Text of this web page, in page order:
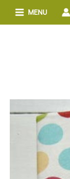
MENU